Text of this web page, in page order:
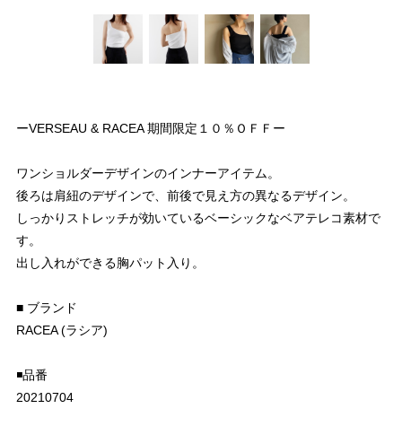
ーVERSEAU & RACEA 期間限定１０％ＯＦＦー
ワンショルダーデザインのインナーアイテム。
後ろは肩紐のデザインで、前後で見え方の異なるデザイン。
しっかりストレッチが効いているベーシックなベアテレコ素材で
す。
出し入れができる胸パット入り。
■ ブランド
RACEA (ラシア)
◾️品番
20210704